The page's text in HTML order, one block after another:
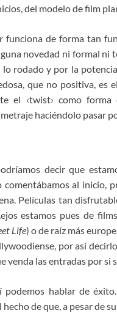
del modelo de film
funciona de forma tan
novedad ni formal ni
rodado y por la
que no positiva, es
el ‹twist› como
haciéndolo pasar
decir que
comentábamos al inicio,
Películas tan
estamos pues de
Life) o de raíz más
por así
venda las entradas por si
podemos hablar de
hecho de que, a pesar de